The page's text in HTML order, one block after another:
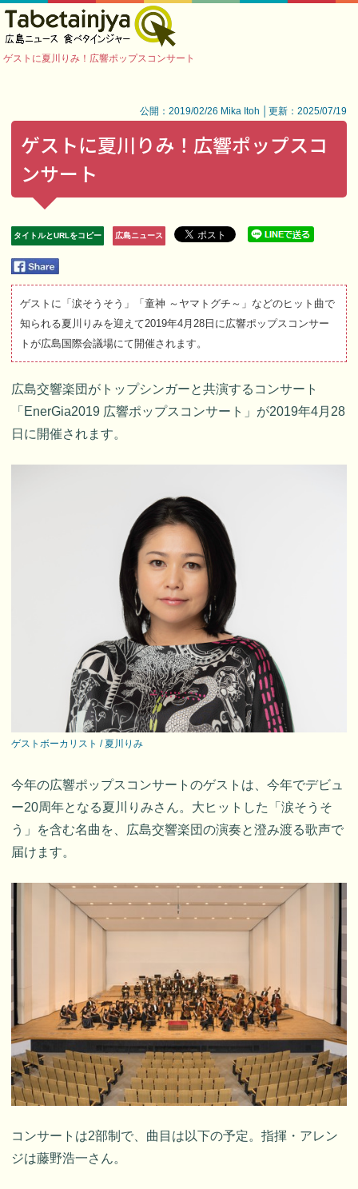
ゲストに夏川りみ！広響ポップスコンサート
公開：2019/02/26 Mika Itoh │更新：2025/07/19
ゲストに夏川りみ！広響ポップスコ
ンサート
タイトルとURLをコピー 広島ニュース
ゲストに「涙そうそう」「童神 ～ヤマトグチ～」などのヒット曲で
知られる夏川りみを迎えて2019年4月28日に広響ポップスコンサー
トが広島国際会議場にて開催されます。
広島交響楽団がトップシンガーと共演するコンサート
「EnerGia2019 広響ポップスコンサート」が2019年4月28
日に開催されます。
ゲストボーカリスト / 夏川りみ
今年の広響ポップスコンサートのゲストは、今年でデビュ
ー20周年となる夏川りみさん。大ヒットした「涙そうそ
う」を含む名曲を、広島交響楽団の演奏と澄み渡る歌声で
届けます。
コンサートは2部制で、曲目は以下の予定。指揮・アレン
ジは藤野浩一さん。